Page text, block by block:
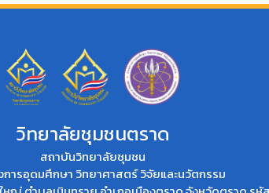
วิทยาลัยชุมชนตราด
สถาบันวิทยาลัยชุมชน
การอุดมศึกษา วิทยาศาสตร์ วิจัยและนวัตกรรม